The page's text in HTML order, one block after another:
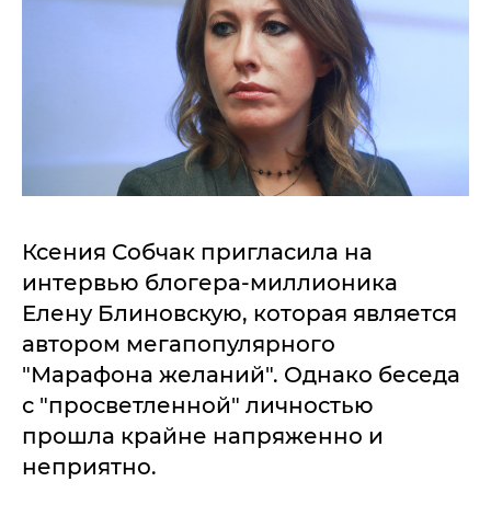
Ксения Собчак пригласила на
интервью блогера-миллионика
Елену Блиновскую, которая является
автором мегапопулярного
"Марафона желаний". Однако беседа
с "просветленной" личностью
прошла крайне напряженно и
неприятно.